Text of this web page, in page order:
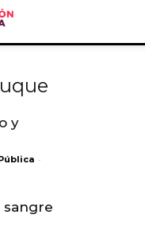
y
-
sangre